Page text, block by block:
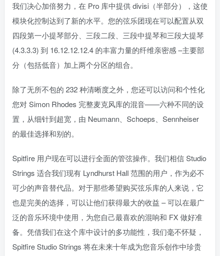
我们决心加倍努力，在 Pro 库中提供 divisi（半部分），这使
模块化控制达到了新的水平。您的弦乐团现在可以配置从双
四段第一小提琴部分、三段二段、三段中提琴和三段大提琴
(4.3.3.3) 到 16.12.12.12.4 的丰富力量的纤维亲密感 –主要部
分（包括低音）加上两个分区的组合。
除了无所不包的 232 种清晰度之外，您还可以访问和个性化
您对 Simon Rhodes 完整麦克风库的混音——六种不同的设
置，从细针到超宽，由 Neumann、Schoeps、Sennheiser
的最佳选择和别的。
Spitfire 用户现在可以进行全面的管弦操作。我们相信 Studio
Strings 适合我们现有 Lyndhurst Hall 范围的用户，作为必不
可少的声音替代品。对于那些希望购买弦乐库的人来说，它
也是完美的选择，可以让他们获得最大的收益 – 可以在最广
泛的音乐环境中使用，为您自己最喜欢的混响和 FX 做好准
备。凭借我们在这个库中设计的多功能性，我们毫不怀疑，
Spitfire Studio Strings 将在未来十年成为您音乐创作中珍贵